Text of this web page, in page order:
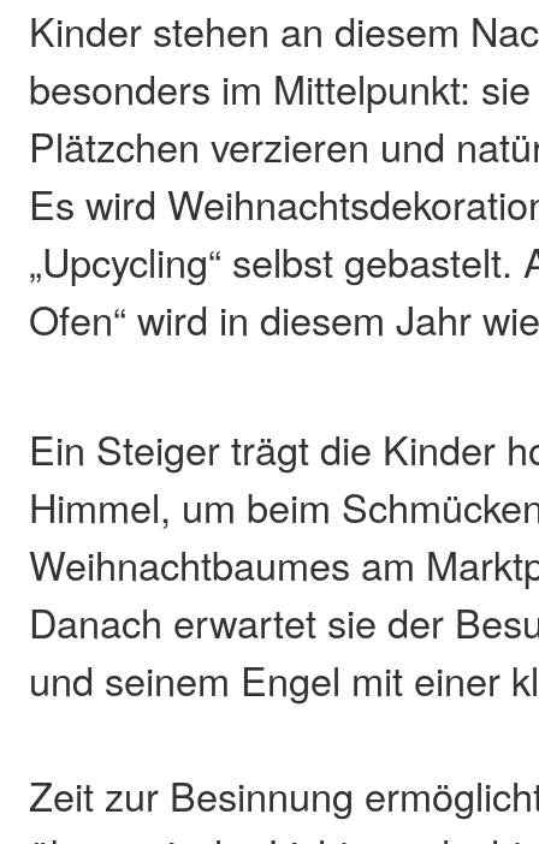
Kinder stehen an diesem
besonders im Mittelpunkt:
Plätzchen verzieren und
Es wird
„Upcycling“ selbst gebastelt.
Ofen“ wird in diesem Jahr
Ein Steiger trägt die Kinder
Himmel, um beim
Weihnachtbaumes am
Danach erwartet sie der
und seinem Engel mit einer
Zeit zur Besinnung